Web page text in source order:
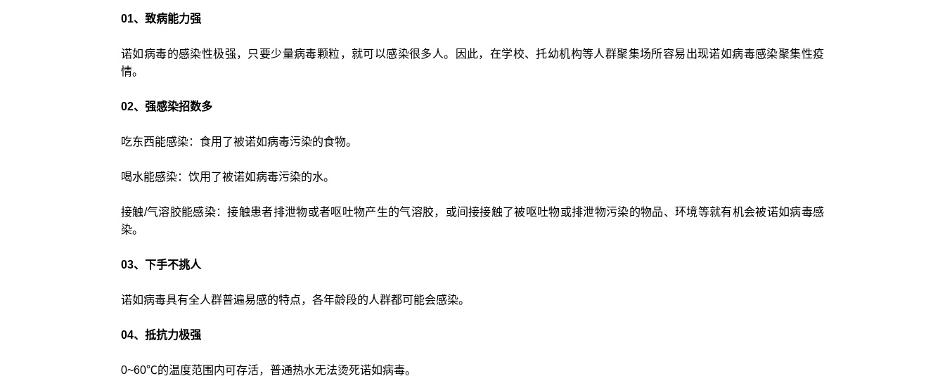
01、 致病能力强
诺如病毒的感染性极强，只要少量病毒颗粒，就可以感染很多人。因此，在学校、托幼机构等人群聚集场所容易出现诺如病毒感染聚集性疫
情。
02、 强感染招数多
吃东西能感染：食用了被诺如病毒污染的食物。
喝水能感染：饮用了被诺如病毒污染的水。
接触/气溶胶能感染：接触患者排泄物或者呕吐物产生的气溶胶，或间接接触了被呕吐物或排泄物污染的物品、环境等就有机会被诺如病毒感
染。
03、 下手不挑人
诺如病毒具有全人群普遍易感的特点，各年龄段的人群都可能会感染。
04、 抵抗力极强
0~60℃的温度范围内可存活，普通热水无法烫死诺如病毒。